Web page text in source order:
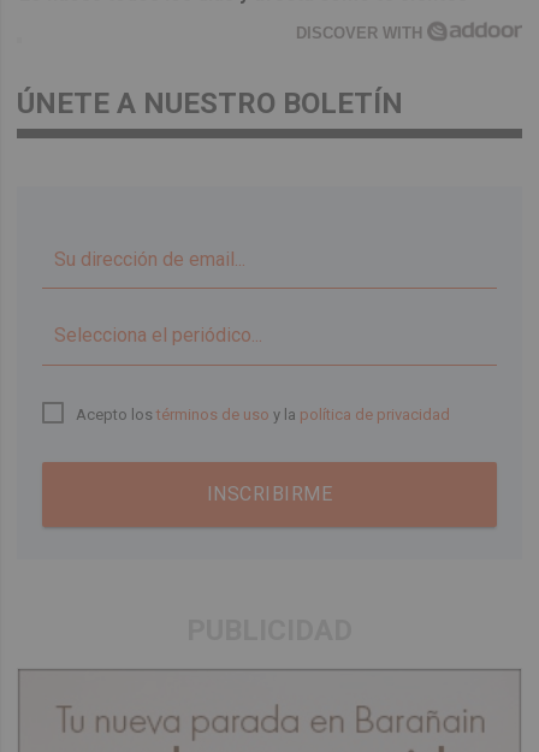
DISCOVER WITH
ÚNETE A NUESTRO BOLETÍN
Acepto lostérminos de uso y la política de privacidad
INSCRIBIRME